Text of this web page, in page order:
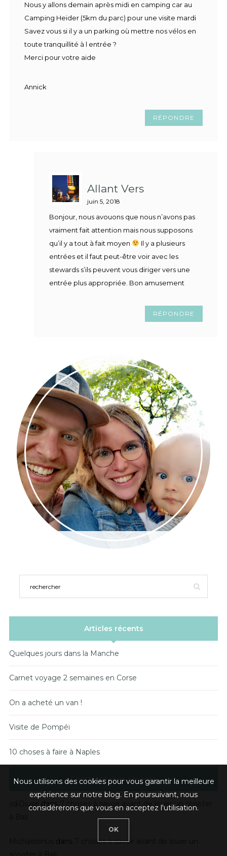
Nous y allons demain après midi en camping car au
Camping Heider (5km du parc) pour une visite mardi
Savez vous si il y a un parking où mettre nos vélos en
toute tranquillité à l entrée ?
Merci pour votre aide
Annick
RÉPONDRE
Allant Vers
juin 5, 2018
Bonjour, nous avouons que nous n’avons pas
vraiment fait attention mais nous supposons
qu’il y a tout à fait moyen
Il y a plusieurs
entrées et il faut peut-être voir avec les
stewards s’ils peuvent vous diriger vers une
entrée plus appropriée. Bon amusement
RÉPONDRE
Articles récents
Quelques jours dans la Manche
Carnet voyage 2 semaines en Corse
On a acheté un van !
Visite de Pompéi
10 choses à faire à Naples
Commentaires récents
dans
7 choses à savoir avant de louer un scooter
dans
7 choses à savoir avant de louer un
Nous utilisons des cookies pour vous garantir la meilleure
expérience sur notre blog. En poursuivant, nous
considérerons que vous en acceptez l'utilisation.
OK